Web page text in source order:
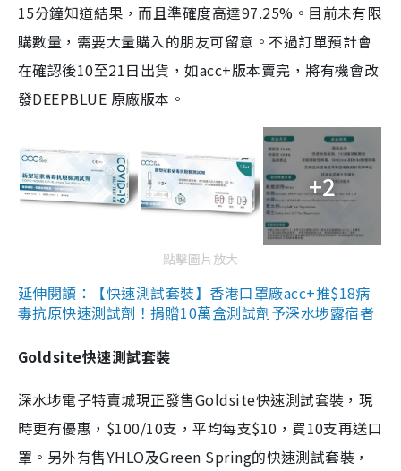
15分鐘知道結果，而且準確度高達97.25%。目前未有限
購數量，需要大量購入的朋友可留意。不過訂單預計會
在確認後10至21日出貨，如acc+版本賣完，將有機會改
發DEEPBLUE 原廠版本。
+2
點擊圖片放大
延伸閱讀：【快速測試套裝】香港口罩廠acc+推$18病
毒抗原快速測試劑！捐贈10萬盒測試劑予深水埗露宿者
Goldsite快速測試套裝
深水埗電子特賣城現正發售Goldsite快速測試套裝，現
時更有優惠，$100/10支，平均每支$10，買10支再送口
罩。另外有售YHLO及Green Spring的快速測試套裝，